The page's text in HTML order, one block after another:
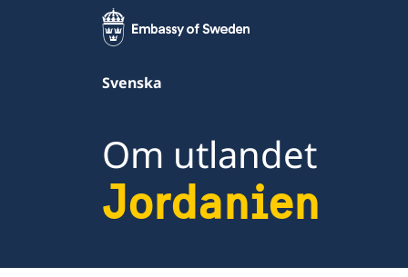
Svenska
Om utlandet
Jordanien